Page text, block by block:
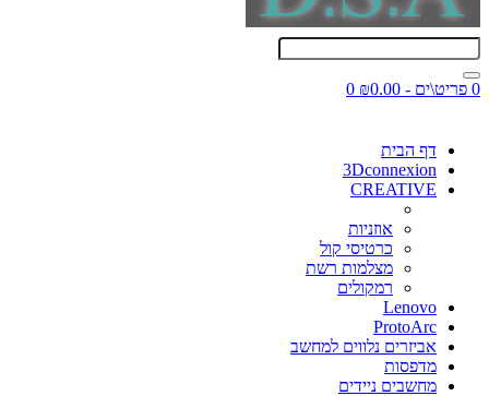
0 פריט\ים - ₪0.00 0
דף הבית
3Dconnexion
CREATIVE
אוזניות
כרטיסי קול
מצלמות רשת
רמקולים
Lenovo
ProtoArc
אביזרים נלווים למחשב
מדפסות
מחשבים ניידים